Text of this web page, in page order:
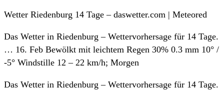
Wetter Riedenburg 14 Tage – daswetter.com | Meteored
Das Wetter in Riedenburg – Wettervorhersage für 14 Tage.
… 16. Feb Bewölkt mit leichtem Regen 30% 0.3 mm 10° /
-5° Windstille 12 – 22 km/h; Morgen
Das Wetter in Riedenburg – Wettervorhersage für 14 Tage.